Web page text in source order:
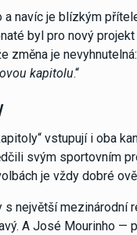
navíc je blízkým
byl pro nový
změna je nevyhnutelná:
kapitolu.“
vstupují i oba
svým sportovním
je vždy dobré
největší mezinárodní
A José Mourinho